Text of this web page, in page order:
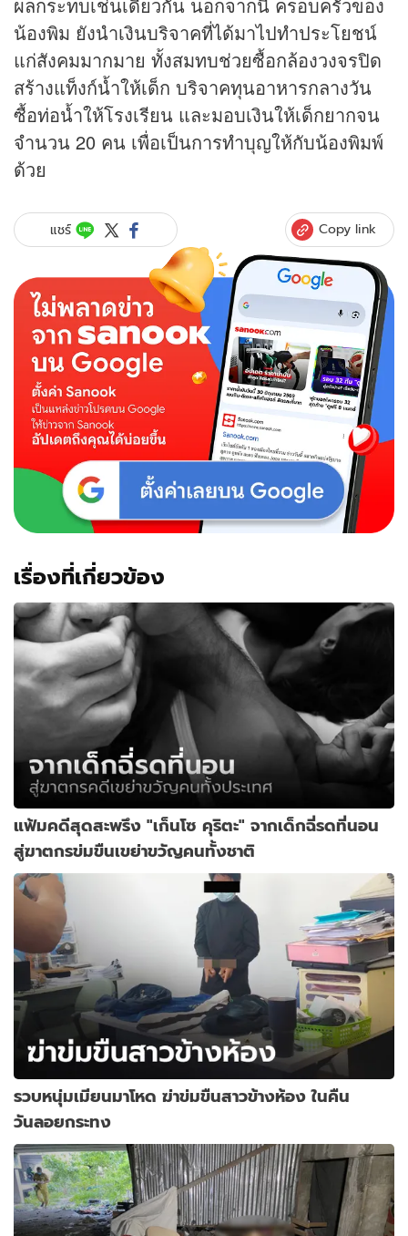
น้องพิม ยังนำเงินบริจาคที่ได้มาไปทำประโยชน์
แก่สังคมมากมาย ทั้งสมทบช่วยซื้อกล้องวงจรปิด
สร้างแท็งก์น้ำให้เด็ก บริจาคทุนอาหารกลางวัน
ซื้อท่อน้ำให้โรงเรียน และมอบเงินให้เด็กยากจน
จำนวน 20 คน เพื่อเป็นการทำบุญให้กับน้องพิมพ์
ด้วย
แชร์ Copy link
เรื่องที่เกี่ยวข้อง
แฟ้มคดีสุดสะพรึง "เก็นโซ คุริตะ" จากเด็กฉี่รดที่นอน
สู่ฆาตกรข่มขืนเขย่าขวัญคนทั้งชาติ
รวบหนุ่มเมียนมาโหด ฆ่าข่มขืนสาวข้างห้อง ในคืน
วันลอยกระทง